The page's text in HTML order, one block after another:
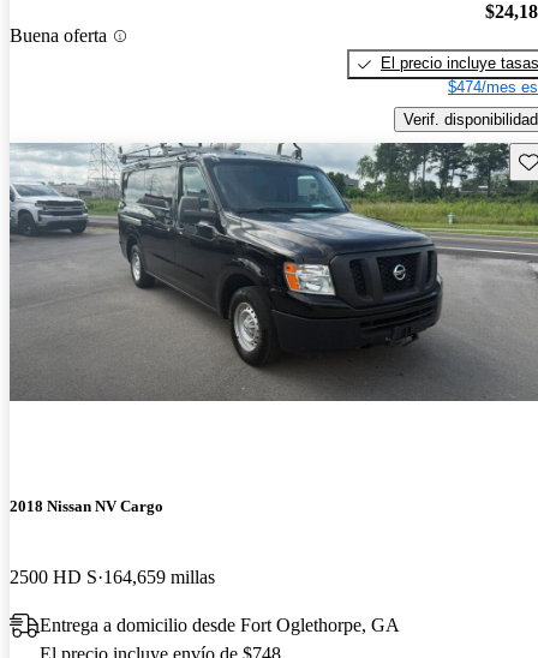
Buena oferta
El precio incluye tasas
$474/mes
Verif. disponibilidad
2018 Nissan NV Cargo
2500 HD S 164,659 millas
Entrega a domicilio desde Fort Oglethorpe, GA